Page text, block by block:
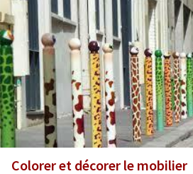
Colorer et décorer le mobilier